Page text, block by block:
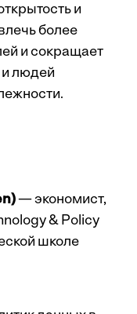
и
более
и сокращает
и людей
— экономист,
& Policy
школе